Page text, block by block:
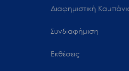
Διαφημιστική
Συνδιαφήμιση
Εκθέσεις